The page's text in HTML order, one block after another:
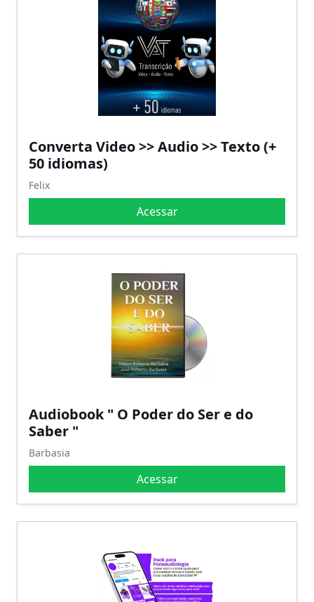
Converta Video >> Audio >> Texto (+
50 idiomas)
Felix
Acessar
Audiobook " O Poder do Ser e do
Saber "
Barbasia
Acessar